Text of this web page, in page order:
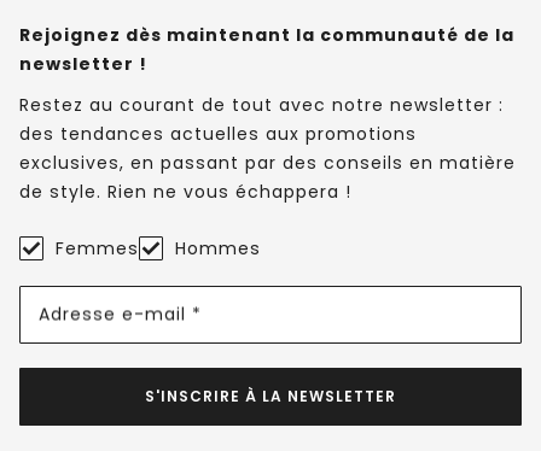
Rejoignez dès maintenant la communauté de la
newsletter !
Restez au courant de tout avec notre newsletter :
des tendances actuelles aux promotions
exclusives, en passant par des conseils en matière
de style. Rien ne vous échappera !
Femmes Hommes
Adresse e-mail *
S'INSCRIRE À LA NEWSLETTER